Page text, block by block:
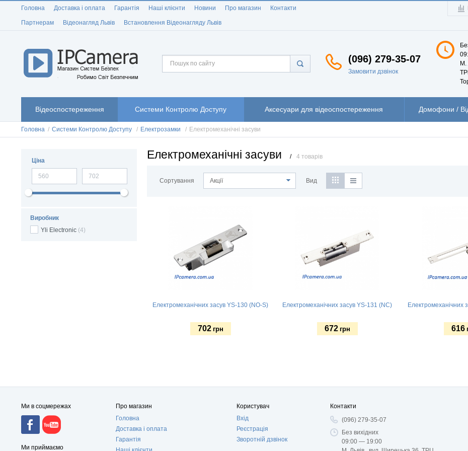
Головна Доставка і оплата Гарантія Наші клієнти Новини Про магазин Контакти
Партнерам Відеонагляд Львів Встановлення Відеонагляду Львів
(096) 279-35-07
Замовити дзвінок
М.
Відеоспостереження Системи Контролю Доступу Аксесуари для відеоспостереження Домофони /
Головна / Системи Контролю Доступу / Електрозамки / Електромеханічні засуви
Ціна
Виробник
Yli Electronic (4)
Електромеханічні засуви / 4 товарів
Сортування Акції Вид
Електромеханічних засув YS-130 (NO-S)
702 грн
Електромеханічних засув YS-131 (NC)
672 грн
Електромеханічних
616
Ми в соцмережах
Ми приймаємо
Про магазин
Головна
Доставка і оплата
Гарантія
Користувач
Вхід
Реєстрація
Зворотній дзвінок
Контакти
(096) 279-35-07
Без вихідних
09:00 — 19:00